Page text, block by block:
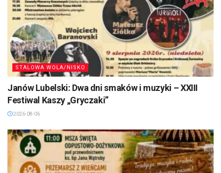
STALOWA WOLA/NISKO
Janów Lubelski: Dwa dni smaków i muzyki – XXIII
Festiwal Kaszy „Gryczaki”
2026-08-06